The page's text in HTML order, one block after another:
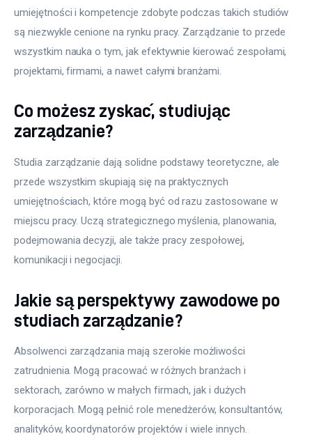
umiejętności i kompetencje zdobyte podczas takich studiów
są niezwykle cenione na rynku pracy. Zarządzanie to przede
wszystkim nauka o tym, jak efektywnie kierować zespołami,
projektami, firmami, a nawet całymi branżami.
Co możesz zyskać, studiując
zarządzanie?
Studia zarządzanie dają solidne podstawy teoretyczne, ale
przede wszystkim skupiają się na praktycznych
umiejętnościach, które mogą być od razu zastosowane w
miejscu pracy. Uczą strategicznego myślenia, planowania,
podejmowania decyzji, ale także pracy zespołowej,
komunikacji i negocjacji.
Jakie są perspektywy zawodowe po
studiach zarządzanie?
Absolwenci zarządzania mają szerokie możliwości
zatrudnienia. Mogą pracować w różnych branżach i
sektorach, zarówno w małych firmach, jak i dużych
korporacjach. Mogą pełnić role menedżerów, konsultantów,
analityków, koordynatorów projektów i wiele innych.